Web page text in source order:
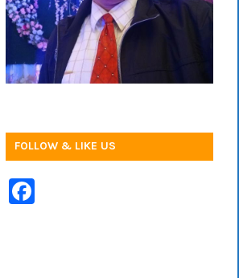
FOLLOW & LIKE US
F